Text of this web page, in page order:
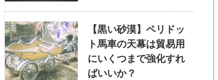
【黒い砂漠】ペリドッ
ト馬車の天幕は貿易用
にいくつまで強化すれ
ばいいか？